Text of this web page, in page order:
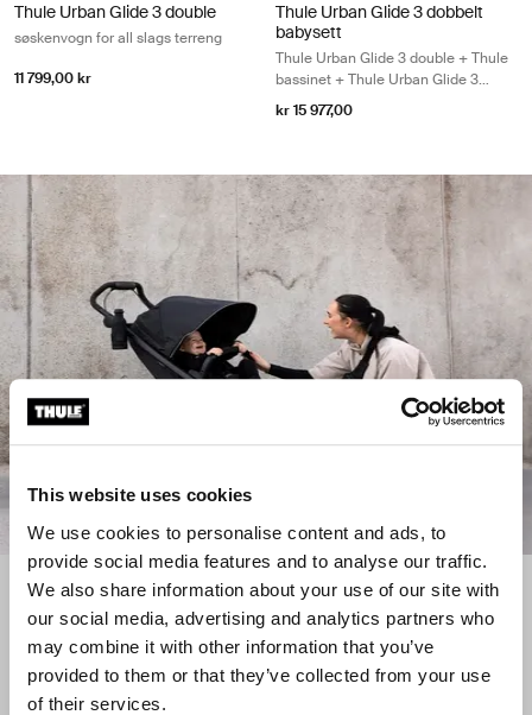
This website uses cookies
We use cookies to personalise content and ads, to
provide social media features and to analyse our traffic.
We also share information about your use of our site with
our social media, advertising and analytics partners who
may combine it with other information that you’ve
provided to them or that they’ve collected from your use
of their services.
Thule Urban Glide 3 double
søskenvogn for all slags terreng
11 799,00 kr
Thule Urban Glide 3 dobbelt
babysett
Thule Urban Glide 3 double + Thule
bassinet + Thule Urban Glide 3
double bassinet adapter
kr 15 977,00
Kjøpsveiledning for barnevogn
Hva slags barnevogn er best for livsstilen din? Du finner
den her!